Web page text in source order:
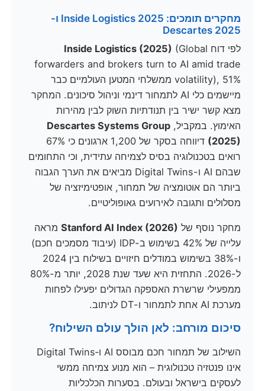
מחקרים תומכים: Inside Logistics 2025 ו-
Descartes 2025
לפי דוח
Inside Logistics (2025) (Global
forwarders and brokers turn to AI amid trade
volatility), 51% ממשלחי המטען העולמיים כבר
מיישמים כלי AI לתמחור דינמי וניהול סיכונים. המחקר
מצא קשר ישיר בין תנודתיות השוק לבין מהירות
האימוץ. במקביל, Descartes Systems Group
(2025)
דיווחה בסקר של 1,200 ארגונים כי 67%
רואים בטכנולוגיה בסיס לצמיחה עתידית, וכי התחומים
שבהם AI ו-Digital Twins מביאים את הערך הגבוה
ביותר הם אוטומציה של תמחור, אופטימיזציה של
מסלולים ותגובה לאירועים גאופוליטיים.
מחקר נוסף של Stanford AI Index (2026)מראה
עלייה של 42% בשימוש ב-IDP (עיבוד מסמכים חכם)
ו-38% בשימוש במודלים חיזויים בשילוח בין 2024
ל-2026. התחזית היא שעד שנת 2028, יותר מ-80%
ממפעילי שרשרת האספקה הגדולים יפעילו לפחות
מערכת AI אחת לתמחור ו-DT לניתוב.
סיכום מורחב: לאן הולך עולם השילוח?
השילוב של תמחור חכם מבוסס AI ו‑Digital Twins
אינו פנטזיה טכנולוגית – הוא מנוע צמיחה ממשי
לעסקים בישראל ובעולם. בסערות הכלכליות